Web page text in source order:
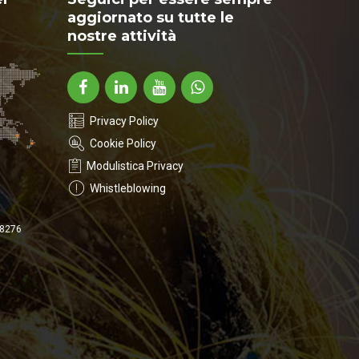
aggiornato su tutte le
nostre attività
Privacy Policy
Cookie Policy
Modulistica Privacy
Whistleblowing